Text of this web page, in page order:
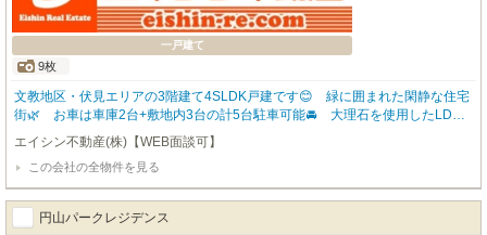
一戸建て
9枚
文教地区・伏見エリアの3階建て4SLDK戸建です😊 緑に囲まれた閑静な住宅
街🌿 お車は車庫2台+敷地内3台の計5台駐車可能🚘 大理石を使用したLDK
は広々約89帖✨大人数でのパーティも楽しめます🍷 バルコニーからの眺望良
好🎵札幌市内を一望できます🌈 エレベーター・ジャグジー・各室エアコン・
浴室3か所・トイレ4か所・無料Wi-Fi等の設備も充実✨ 収納も豊富で各居室
を広々と使用できます🙆 慈啓会病院・ラルズマート・ダイソー・サツドラ・
DCＭがお車で5分圏内🙌旭山記念公園・円山動物園・藻岩山・幌見峠などの観
光スポットへのアクセスも便利な立地です🌟 🔶初期費用は1,980万2,250円
エイシン不動産(株)【WEB面談可】
この会社の全物件を見る
円山パークレジデンス